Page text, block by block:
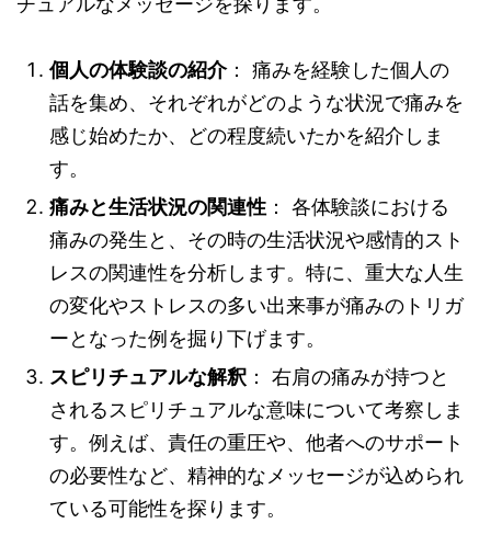
個人の体験談の紹介： 痛みを経験した個人の
話を集め、それぞれがどのような状況で痛みを
感じ始めたか、どの程度続いたかを紹介しま
す。
痛みと生活状況の関連性 ： 各体験談における
痛みの発生と、その時の生活状況や感情的スト
レスの関連性を分析します。特に、重大な人生
の変化やストレスの多い出来事が痛みのトリガ
ーとなった例を掘り下げます。
スピリチュアルな解釈 ： 右肩の痛みが持つと
されるスピリチュアルな意味について考察しま
す。例えば、責任の重圧や、他者へのサポート
の必要性など、精神的なメッセージが込められ
ている可能性を探ります。